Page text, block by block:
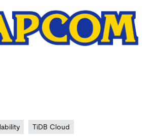
Eコマース
ェンスの活用
ロードの近代化
ト
認定資格試験
ラウドサービス契約、SLA、利用規約、
シーなど、契約関連の情報を紹介しま
機密性、可用性、安全性について紹介し
TiDB Cloud